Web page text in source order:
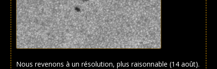
Nous revenons à un résolution, plus raisonnable (14 août).